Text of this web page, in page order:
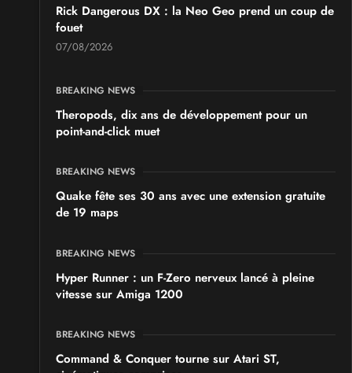
Rick Dangerous DX : la Neo Geo prend un coup de
fouet
07/08/2026
BREAKING NEWS
Theropods, dix ans de développement pour un
point-and-click muet
BREAKING NEWS
Quake fête ses 30 ans avec une extension gratuite
de 19 maps
BREAKING NEWS
Hyper Runner : un F-Zero nerveux lancé à pleine
vitesse sur Amiga 1200
BREAKING NEWS
Command & Conquer tourne sur Atari ST,